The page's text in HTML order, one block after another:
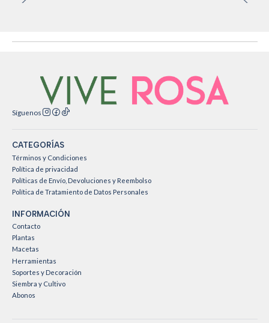
Síguenos
CATEGORÍAS
Términos y Condiciones
Política de privacidad
Políticas de Envío, Devoluciones y Reembolso
Política de Tratamiento de Datos Personales
INFORMACIÓN
Contacto
Plantas
Macetas
Herramientas
Soportes y Decoración
Siembra y Cultivo
Abonos